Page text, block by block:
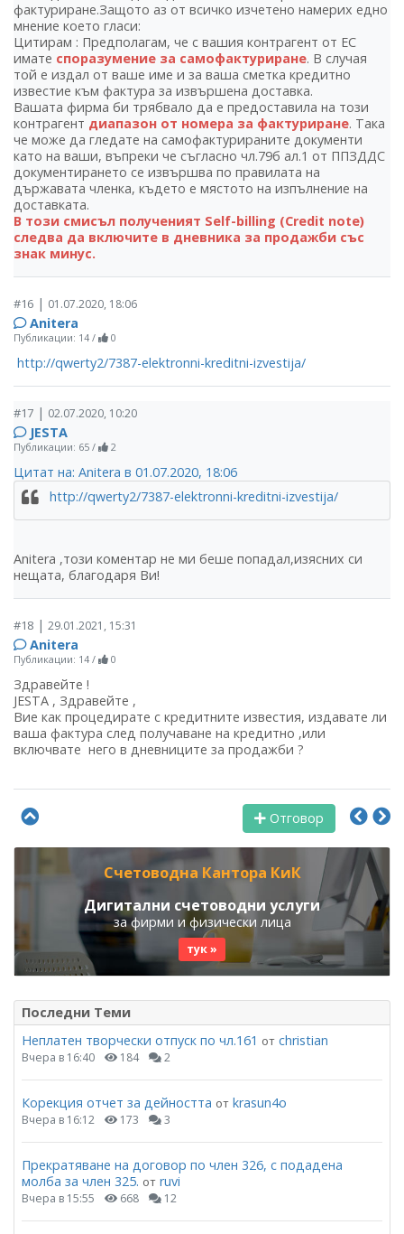
фактуриране.Защото аз от всичко изчетено намерих едно
мнение което гласи:
Цитирам : Предполагам, че с вашия контрагент от ЕС
имате споразумение за самофактуриране. В случая
той е издал от ваше име и за ваша сметка кредитно
известие към фактура за извършена доставка.
Вашата фирма би трябвало да е предоставила на този
контрагент диапазон от номера за фактуриране. Така
че може да гледате на самофактурираните документи
като на ваши, въпреки че съгласно чл.79б ал.1 от ППЗДДС
документирането се извършва по правилата на
държавата членка, където е мястото на изпълнение на
доставката.
В този смисъл полученият Self-billing (Credit note)
следва да включите в дневника за продажби със
знак минус.
#16 | 01.07.2020, 18:06
Аnitera
Публикации: 14 / 0
http://qwerty2/7387-elektronni-kreditni-izvestija/
#17 | 02.07.2020, 10:20
JESTA
Публикации: 65 / 2
Цитат на: Аnitera в 01.07.2020, 18:06
http://qwerty2/7387-elektronni-kreditni-izvestija/
Anitera ,този коментар не ми беше попадал,изясних си
нещата, благодаря Ви!
#18 | 29.01.2021, 15:31
Аnitera
Публикации: 14 / 0
Здравейте !
JESTA , Здравейте ,
Вие как процедирате с кредитните известия, издавате ли
ваша фактура след получаване на кредитно ,или
включвате него в дневниците за продажби ?
Отговор
Счетоводна Кантора КиК
Дигитални счетоводни услуги
за фирми и физически лица
тук »
Последни Теми
Неплатен творчески отпуск по чл.161 от christian
Вчера в 16:40 184 2
Корекция отчет за дейността от krasun4o
Вчера в 16:12 173 3
Прекратяване на договор по член 326, с подадена
молба за член 325. от ruvi
Вчера в 15:55 668 12